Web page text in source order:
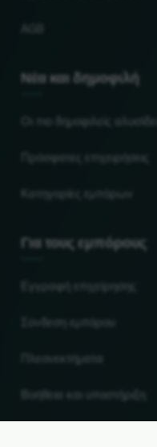
Νέα και δημοφιλή
Οι πιο δημοφιλείς αλυσίδες
Πρόσφατες επιχειρήσεις
Κατηγορίες εμπόρων
Για τους εμπόρους
Εγγραφή επιχείρησης
Πλεονεκτήματα
Βοήθεια και υποστήριξη